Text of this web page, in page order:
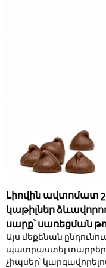
Լիովին ավտոմատ
կաթիլներ
սարք՝ սառեցման
Այս մեքենան
պատրաստել տարբեր
չիպսեր՝